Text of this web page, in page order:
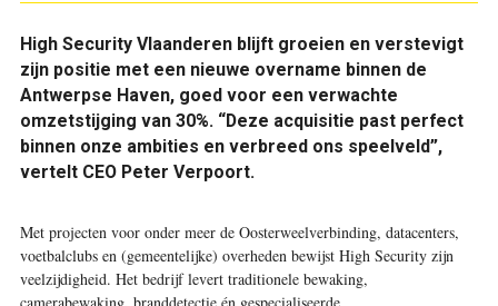
High Security Vlaanderen blijft groeien en verstevigt
zijn positie met een nieuwe overname binnen de
Antwerpse Haven, goed voor een verwachte
omzetstijging van 30%. “Deze acquisitie past perfect
binnen onze ambities en verbreed ons speelveld”,
vertelt CEO Peter Verpoort.
Met projecten voor onder meer de Oosterweelverbinding, datacenters,
voetbalclubs en (gemeentelijke) overheden bewijst High Security zijn
veelzijdigheid. Het bedrijf levert traditionele bewaking,